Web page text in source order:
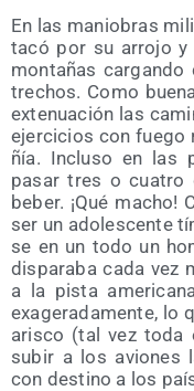
En las manio­bras
ta­có por su arro­jo y
mon­ta­ñas
tre­chos. Como
exte­nua­ción las
ejer­ci­cios con fue­go
ñía. Inclu­so en las
pasar tres o cua­tro
beber. ¡Qué
ser un ado­les­cen­te
se en un todo un
dis­pa­ra­ba cada vez
a la pis­ta
exa­ge­ra­da­men­te, lo
aris­co (tal vez toda
subir a los avio­nes
con des­tino a los